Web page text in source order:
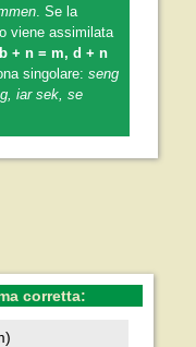
. Se la
viene assimilata
+ n = m, d + n
singolare: seng
iar sek, se
corretta: